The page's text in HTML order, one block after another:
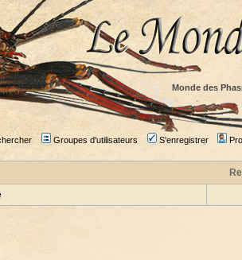
Monde des
Groupes d'utilisateurs S'enregistrer